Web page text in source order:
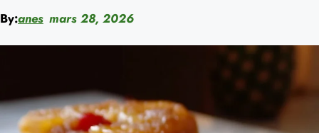
By:anes mars 28, 2026